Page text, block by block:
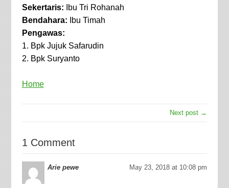
Sekertaris: Ibu Tri Rohanah
Bendahara: Ibu Timah
Pengawas:
1. Bpk Jujuk Safarudin
2. Bpk Suryanto
Home
Next post →
1 Comment
Arie pewe May 23, 2018 at 10:08 pm